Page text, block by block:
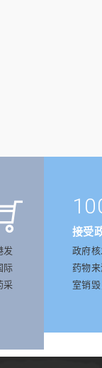
发
际
采
接受
政府
药物
室销